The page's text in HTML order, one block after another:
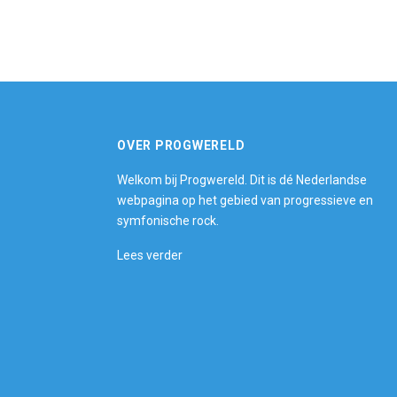
OVER PROGWERELD
Welkom bij Progwereld. Dit is dé Nederlandse
webpagina op het gebied van progressieve en
symfonische rock.
Lees verder